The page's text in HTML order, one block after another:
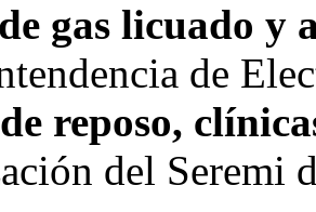
gas licuado y
de
reposo,
del Seremi